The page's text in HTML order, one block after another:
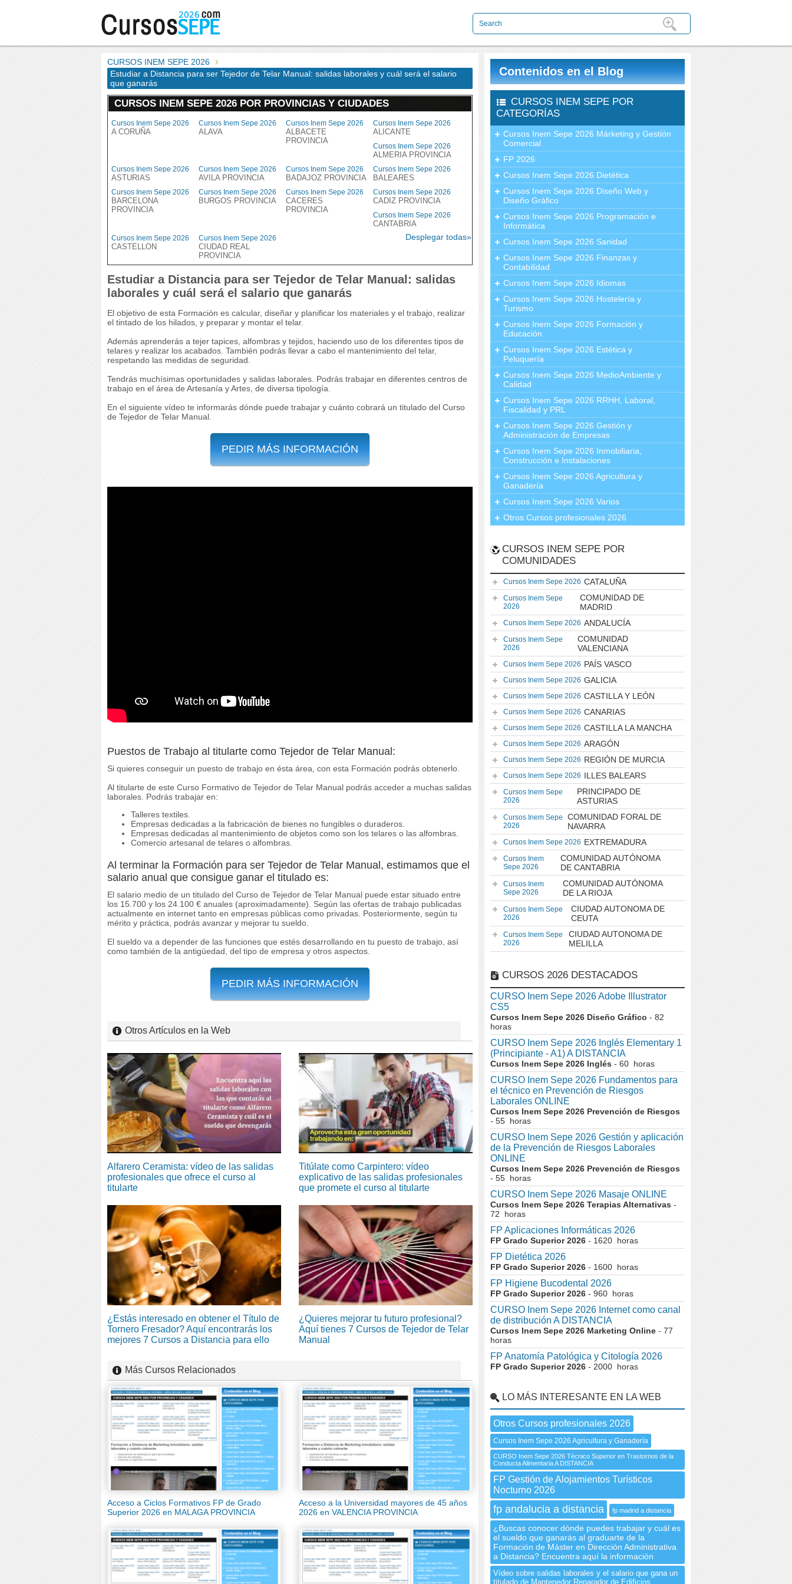
CURSOS INEM SEPE 2026
Estudiar a Distancia para ser Tejedor de Telar Manual: salidas laborales y cuál será el salario
que ganarás
CURSOS INEM SEPE 2026 POR PROVINCIAS Y CIUDADES
Cursos Inem Sepe 2026
A CORUÑA
Cursos Inem Sepe 2026
ALAVA
Cursos Inem Sepe 2026
ALBACETE
PROVINCIA
Cursos Inem Sepe 2026
ALICANTE
Cursos Inem Sepe 2026
ALMERIA PROVINCIA
Cursos Inem Sepe 2026
ASTURIAS
Cursos Inem Sepe 2026
AVILA PROVINCIA
Cursos Inem Sepe 2026
BADAJOZ PROVINCIA
Cursos Inem Sepe 2026
BALEARES
Cursos Inem Sepe 2026
BARCELONA
PROVINCIA
Cursos Inem Sepe 2026
BURGOS PROVINCIA
Cursos Inem Sepe 2026
CACERES
PROVINCIA
Cursos Inem Sepe 2026
CADIZ PROVINCIA
Cursos Inem Sepe 2026
CANTABRIA
Cursos Inem Sepe 2026
CASTELLON
Cursos Inem Sepe 2026
CIUDAD REAL
PROVINCIA
Desplegar todas»
Estudiar a Distancia para ser Tejedor de Telar Manual: salidas
laborales y cuál será el salario que ganarás
El objetivo de esta Formación es calcular, diseñar y planificar los materiales y el trabajo, realizar
el tintado de los hilados, y preparar y montar el telar.
Además aprenderás a tejer tapices, alfombras y tejidos, haciendo uso de los diferentes tipos de
telares y realizar los acabados. También podrás llevar a cabo el mantenimiento del telar,
respetando las medidas de seguridad.
Tendrás muchísimas oportunidades y salidas laborales. Podrás trabajar en diferentes centros de
trabajo en el área de Artesanía y Artes, de diversa tipología.
En el siguiente vídeo te informarás dónde puede trabajar y cuánto cobrará un titulado del Curso
de Tejedor de Telar Manual.
PEDIR MÁS INFORMACIÓN
Puestos de Trabajo al titularte como Tejedor de Telar Manual:
Si quieres conseguir un puesto de trabajo en ésta área, con esta Formación podrás obtenerlo.
Al titularte de este Curso Formativo de Tejedor de Telar Manual podrás acceder a muchas salidas
laborales. Podrás trabajar en:
Talleres textiles.
Empresas dedicadas a la fabricación de bienes no fungibles o duraderos.
Empresas dedicadas al mantenimiento de objetos como son los telares o las alfombras.
Comercio artesanal de telares o alfombras.
Al terminar la Formación para ser Tejedor de Telar Manual, estimamos que el
salario anual que consigue ganar el titulado es:
El salario medio de un titulado del Curso de Tejedor de Telar Manual puede estar situado entre
los 15.700 y los 24.100 € anuales (aproximadamente). Según las ofertas de trabajo publicadas
actualmente en internet tanto en empresas públicas como privadas. Posteriormente, según tu
mérito y práctica, podrás avanzar y mejorar tu sueldo.
El sueldo va a depender de las funciones que estés desarrollando en tu puesto de trabajo, así
como también de la antigüedad, del tipo de empresa y otros aspectos.
PEDIR MÁS INFORMACIÓN
Otros Artículos en la Web
Alfarero Ceramista: vídeo de las salidas
profesionales que ofrece el curso al
titularte
Titúlate como Carpintero: vídeo
explicativo de las salidas profesionales
que promete el curso al titularte
¿Estás interesado en obtener el Título de
Tornero Fresador? Aquí encontrarás los
mejores 7 Cursos a Distancia para ello
¿Quieres mejorar tu futuro profesional?
Aquí tienes 7 Cursos de Tejedor de Telar
Manual
Más Cursos Relacionados
Acceso a Ciclos Formativos FP de Grado
Superior 2026 en MALAGA PROVINCIA
Acceso a la Universidad mayores de 45 años
2026 en VALENCIA PROVINCIA
Contenidos en el Blog
CURSOS INEM SEPE POR
CATEGORÍAS
Cursos Inem Sepe 2026 Márketing y Gestión
Comercial
FP 2026
Cursos Inem Sepe 2026 Dietética
Cursos Inem Sepe 2026 Diseño Web y
Diseño Gráfico
Cursos Inem Sepe 2026 Programación e
Informática
Cursos Inem Sepe 2026 Sanidad
Cursos Inem Sepe 2026 Finanzas y
Contabilidad
Cursos Inem Sepe 2026 Idiomas
Cursos Inem Sepe 2026 Hostelería y
Turismo
Cursos Inem Sepe 2026 Formación y
Educación
Cursos Inem Sepe 2026 Estética y
Peluquería
Cursos Inem Sepe 2026 MedioAmbiente y
Calidad
Cursos Inem Sepe 2026 RRHH, Laboral,
Fiscalidad y PRL
Cursos Inem Sepe 2026 Gestión y
Administración de Empresas
Cursos Inem Sepe 2026 Inmobiliaria,
Construcción e Instalaciones
Cursos Inem Sepe 2026 Agricultura y
Ganadería
Cursos Inem Sepe 2026 Varios
Otros Cursos profesionales 2026
CURSOS INEM SEPE POR
COMUNIDADES
Cursos Inem Sepe 2026 CATALUÑA
Cursos Inem Sepe
2026
COMUNIDAD DE
MADRID
Cursos Inem Sepe 2026 ANDALUCÍA
Cursos Inem Sepe
2026
COMUNIDAD
VALENCIANA
Cursos Inem Sepe 2026 PAÍS VASCO
Cursos Inem Sepe 2026 GALICIA
Cursos Inem Sepe 2026 CASTILLA Y LEÓN
Cursos Inem Sepe 2026 CANARIAS
Cursos Inem Sepe 2026 CASTILLA LA MANCHA
Cursos Inem Sepe 2026 ARAGÓN
Cursos Inem Sepe 2026 REGIÓN DE MURCIA
Cursos Inem Sepe 2026 ILLES BALEARS
Cursos Inem Sepe
2026
PRINCIPADO DE
ASTURIAS
Cursos Inem Sepe
2026
COMUNIDAD FORAL DE
NAVARRA
Cursos Inem Sepe 2026 EXTREMADURA
Cursos Inem
Sepe 2026
COMUNIDAD AUTÓNOMA
DE CANTABRIA
Cursos Inem
Sepe 2026
COMUNIDAD AUTÓNOMA
DE LA RIOJA
Cursos Inem Sepe
2026
CIUDAD AUTONOMA DE
CEUTA
Cursos Inem Sepe
2026
CIUDAD AUTONOMA DE
MELILLA
CURSOS 2026 DESTACADOS
CURSO Inem Sepe 2026 Adobe Illustrator
CS5
Cursos Inem Sepe 2026 Diseño Gráfico - 82
horas
CURSO Inem Sepe 2026 Inglés Elementary 1
(Principiante - A1) A DISTANCIA
Cursos Inem Sepe 2026 Inglés - 60 horas
CURSO Inem Sepe 2026 Fundamentos para
el técnico en Prevención de Riesgos
Laborales ONLINE
Cursos Inem Sepe 2026 Prevención de Riesgos
- 55 horas
CURSO Inem Sepe 2026 Gestión y aplicación
de la Prevención de Riesgos Laborales
ONLINE
Cursos Inem Sepe 2026 Prevención de Riesgos
- 55 horas
CURSO Inem Sepe 2026 Masaje ONLINE
Cursos Inem Sepe 2026 Terapias Alternativas -
72 horas
FP Aplicaciones Informáticas 2026
FP Grado Superior 2026 - 1620 horas
FP Dietética 2026
FP Grado Superior 2026 - 1600 horas
FP Higiene Bucodental 2026
FP Grado Superior 2026 - 960 horas
CURSO Inem Sepe 2026 Internet como canal
de distribución A DISTANCIA
Cursos Inem Sepe 2026 Marketing Online - 77
horas
FP Anatomía Patológica y Citología 2026
FP Grado Superior 2026 - 2000 horas
LO MÁS INTERESANTE EN LA WEB
Otros Cursos profesionales 2026
Cursos Inem Sepe 2026 Agricultura y Ganadería
CURSO Inem Sepe 2026 Técnico Superior en Trastornos de la
Conducta Alimentaria A DISTANCIA
FP Gestión de Alojamientos Turísticos
Nocturno 2026
fp andalucia a distancia fp madrid a distancia
¿Buscas conocer dónde puedes trabajar y cuál es
el sueldo que ganarás al graduarte de la
Formación de Máster en Dirección Administrativa
a Distancia? Encuentra aquí la información
Vídeo sobre salidas laborales y el salario que gana un
titulado de Mantenedor Reparador de Edificios